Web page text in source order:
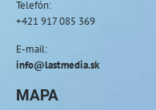
Telefón:
+421 917 085 369
E-mail:
info@lastmedia.sk
MAPA